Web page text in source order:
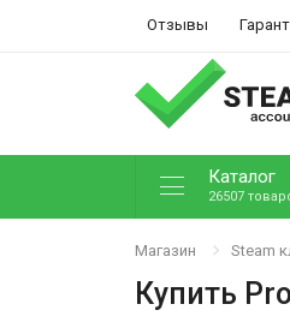
Отзывы
Каталог
26507
Магазин Steam
Купить